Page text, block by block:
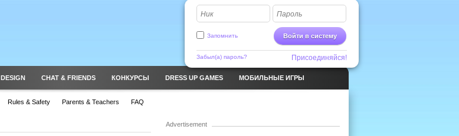
Ник Пароль
Войти в систему
Запомнить
Забыл(а) пароль? Присоединяйся!
DESIGN CHAT & FRIENDS КОНКУРСЫ DRESS UP GAMES МОБИЛЬНЫЕ ИГРЫ
Rules & Safety Parents & Teachers FAQ
Advertisement